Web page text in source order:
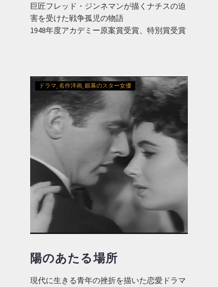
巨匠フレッド・ジンネマンが描くナチスの迫
害を受けた戦争孤児の物語
1948年度アカデミー原案賞受賞、特別賞受賞
ドラマ 名作洋画 銀幕のスター女優
陽のあたる場所
現代に生きる青年の挫折を描いた恋愛ドラマ